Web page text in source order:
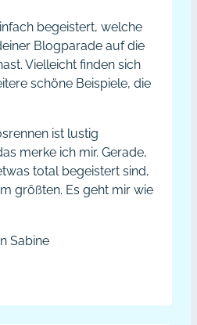
begeistert, welche
Blogparade auf die
Vielleicht finden sich
schöne Beispiele, die
ist lustig
merke ich mir. Gerade,
total begeistert sind,
größten. Es geht mir wie
Sabine